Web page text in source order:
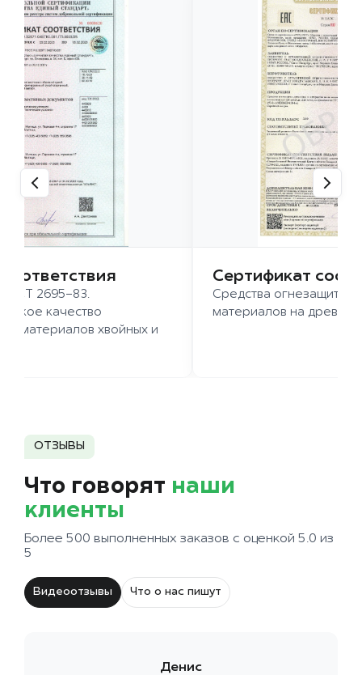
2695-83.
качество
хвойных и
Сертификат
Средства огнезащиты
материалов на
ОТЗЫВЫ
Что говорят наши
клиенты
Более 500 выполненных заказов с оценкой 5.0 из
5
Видеоотзывы Что о нас пишут
Денис